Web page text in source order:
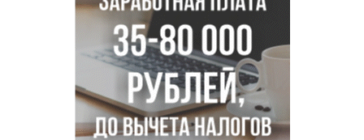
новосибирском зоопарке
Новосибирские хирурги спасли сердце восьмиклассницы
с донорским клапаном